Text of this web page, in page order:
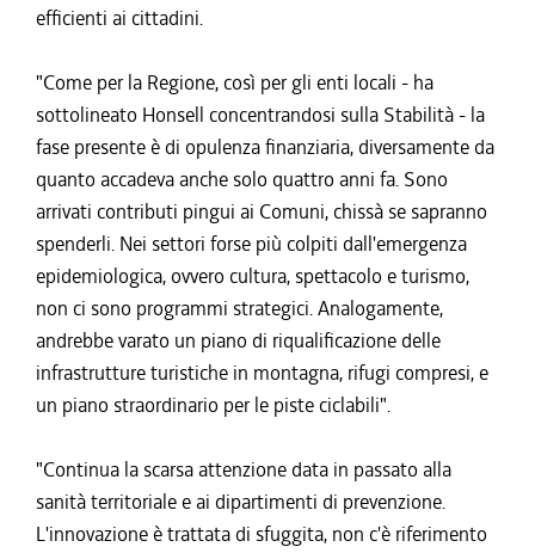
efficienti ai cittadini.
"Come per la Regione, così per gli enti locali - ha
sottolineato Honsell concentrandosi sulla Stabilità - la
fase presente è di opulenza finanziaria, diversamente da
quanto accadeva anche solo quattro anni fa. Sono
arrivati contributi pingui ai Comuni, chissà se sapranno
spenderli. Nei settori forse più colpiti dall'emergenza
epidemiologica, ovvero cultura, spettacolo e turismo,
non ci sono programmi strategici. Analogamente,
andrebbe varato un piano di riqualificazione delle
infrastrutture turistiche in montagna, rifugi compresi, e
un piano straordinario per le piste ciclabili".
"Continua la scarsa attenzione data in passato alla
sanità territoriale e ai dipartimenti di prevenzione.
L'innovazione è trattata di sfuggita, non c'è riferimento